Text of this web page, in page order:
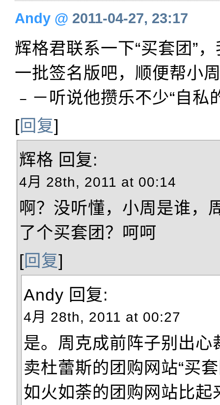
Andy @ 2011-04-27, 23:17
辉格君联系一下“买套团”
一批签名版吧，顺便帮小
﹣－听说他攒乐不少“自私
[回复]
辉格 回复:
4月 28th, 2011 at 00:14
啊？没听懂，小周是谁，
了个买套团？呵呵
[回复]
Andy 回复:
4月 28th, 2011 at 00:27
是。周克成前阵子别出心
卖杜蕾斯的团购网站“买
如火如荼的团购网站比起